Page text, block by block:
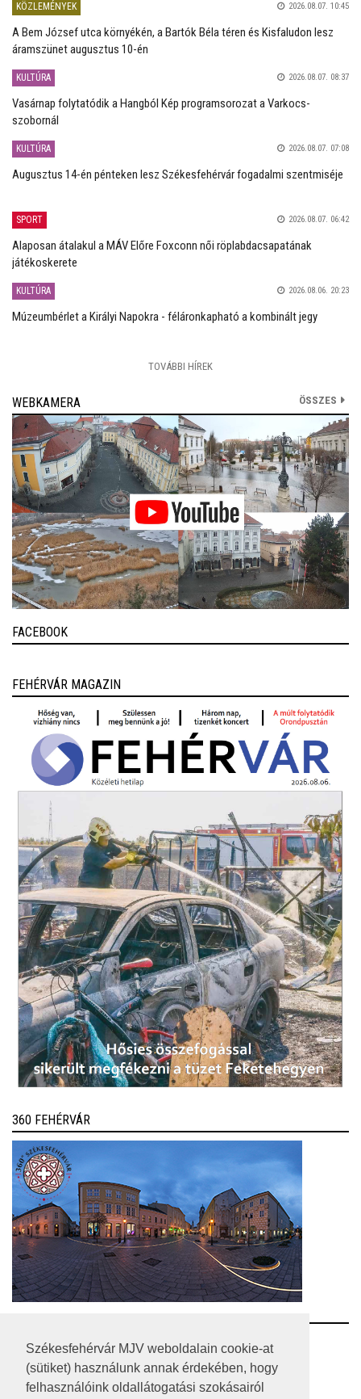
Székesfehérvár MJV weboldalain cookie-at
(sütiket) használunk annak érdekében, hogy
felhasználóink oldallátogatási szokásairól
KÖZLEMÉNYEK 2026.08.07. 10:45
A Bem József utca környékén, a Bartók Béla téren és Kisfaludon lesz
áramszünet augusztus 10-én
KULTÚRA 2026.08.07. 08:37
Vasárnap folytatódik a Hangból Kép programsorozat a Varkocs-
szobornál
KULTÚRA 2026.08.07. 07:08
Augusztus 14-én pénteken lesz Székesfehérvár fogadalmi szentmiséje
SPORT 2026.08.07. 06:42
Alaposan átalakul a MÁV Előre Foxconn női röplabdacsapatának
játékoskerete
KULTÚRA 2026.08.06. 20:23
Múzeumbérlet a Királyi Napokra - féláronkapható a kombinált jegy
TOVÁBBI HÍREK
WEBKAMERA ÖSSZES
FACEBOOK
FEHÉRVÁR MAGAZIN
360 FEHÉRVÁR
RSS
A HONLAP 2017.03.31-I ÁLLAPOTA